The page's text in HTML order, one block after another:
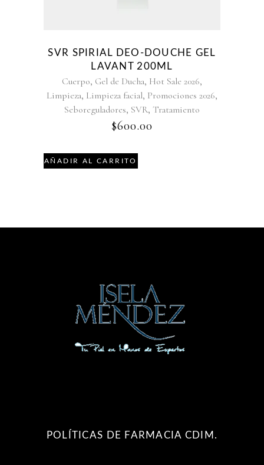
SVR SPIRIAL DEO-DOUCHE GEL
LAVANT 200ML
Cuerpo, Gel de Ducha, Hot Sale 2026,
Limpieza, Limpieza facial, Promociones 2026,
Seboreguladores, SVR, Tratamiento
$600.00
AÑADIR AL CARRITO
POLÍTICAS DE FARMACIA CDIM.